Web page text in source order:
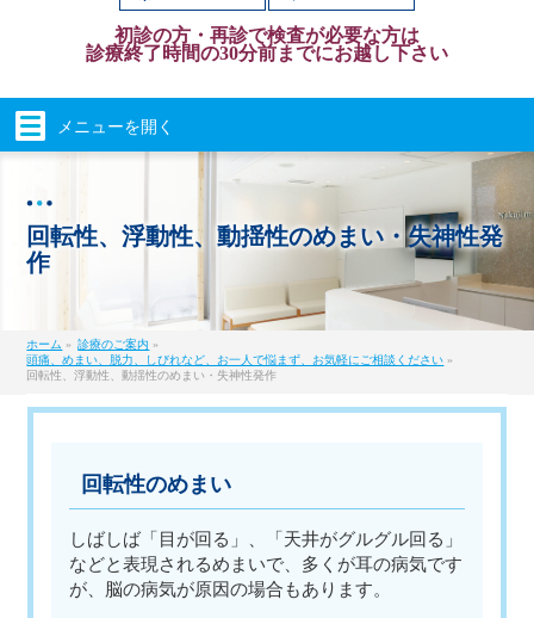
初診の方・再診で検査が必要な方は
診療終了時間の30分前までにお越し下さい
メニューを開く
回転性、浮動性、動揺性のめまい・失神性発
作
ホーム » 診療のご案内 »
頭痛、めまい、脱力、しびれなど、お一人で悩まず、お気軽にご相談ください »
回転性、浮動性、動揺性のめまい・失神性発作
回転性のめまい
しばしば「目が回る」、「天井がグルグル回る」
などと表現されるめまいで、多くが耳の病気です
が、脳の病気が原因の場合もあります。